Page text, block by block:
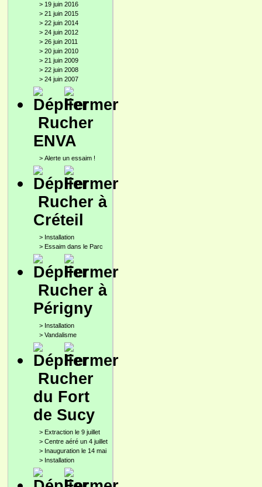
> 19 juin 2016
> 21 juin 2015
> 22 juin 2014
> 24 juin 2012
> 26 juin 2011
> 20 juin 2010
> 21 juin 2009
> 22 juin 2008
> 24 juin 2007
Rucher
ENVA
> Alerte un essaim !
Rucher à
Créteil
> Installation
> Essaim dans le Parc
Rucher à
Périgny
> Installation
> Vandalisme
Rucher
du Fort
de Sucy
> Extraction le 9 juillet
> Centre aéré un 4 juillet
> Inauguration le 14 mai
> Installation